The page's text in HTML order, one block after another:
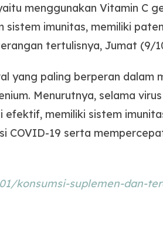
menggunakan Vitamin C
imunitas, memiliki
tertulisnya, Jumat (9/
yang paling berperan dalam
Menurutnya, selama
memiliki sistem
COVID-19 serta
konsumsi-suplemen-dan-